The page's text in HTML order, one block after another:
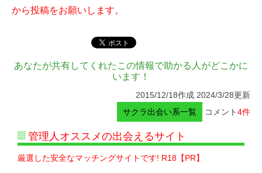
から投稿をお願いします。
あなたが共有してくれたこの情報で助かる人がどこかに
います！
2015/12/18作成 2024/3/28更新
サクラ出会い系一覧
コメント4件
管理人オススメの出会えるサイト
厳選した安全なマッチングサイトです! R18【PR】